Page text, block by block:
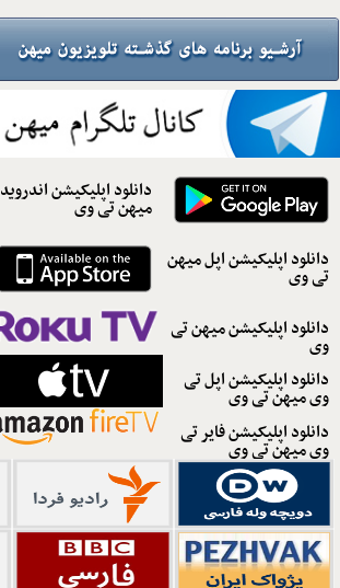
دانلود اپلیکیشن اندروید
میهن تی وی
دانلود اپلیکیشن اپل میهن
تی وی
دانلود اپلیکیشن میهن تی
وی
دانلود اپلیکیشن اپل تی
وی میهن تی وی
دانلود اپلیکیشن فایر تی
وی میهن تی وی